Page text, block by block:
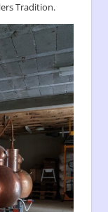
Tradition.